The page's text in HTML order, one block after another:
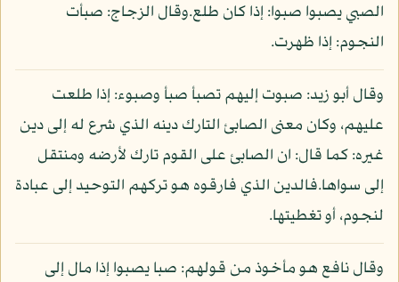
الصبي يصبوا صبوا: إذا كان طلع.وقال الزجاج: صبأت
النجوم: إذا ظهرت.
وقال أبو زيد: صبوت إليهم تصبأ صبأ وصبوء: إذا طلعت
عليهم، وكان معنى الصابئ التارك دينه الذي شرع له إلى دين
غيره: كما قال: ان الصابئ على القوم تارك لأرضه ومنتقل
إلى سواها.فالدين الذي فارقوه هو تركهم التوحيد إلى عبادة
لنجوم، أو تغطيتها.
وقال نافع هو مأخوذ من قولهم: صبا يصبوا إذا مال إلى